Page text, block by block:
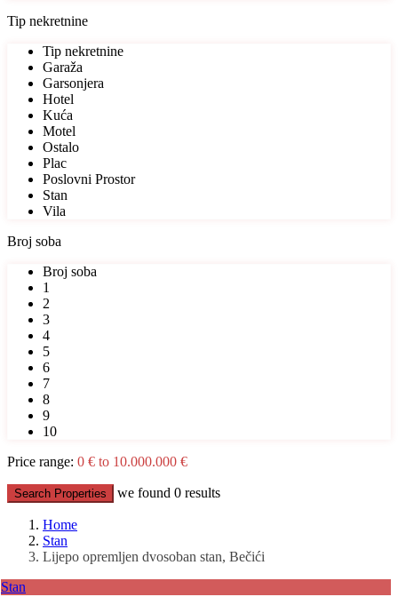
Tip nekretnine
Tip nekretnine
Garaža
Garsonjera
Hotel
Kuća
Motel
Ostalo
Plac
Poslovni Prostor
Stan
Vila
Broj soba
Broj soba
1
2
3
4
5
6
7
8
9
10
Price range: 0 € to 10.000.000 €
Search Properties we found 0 results
Home
Stan
Lijepo opremljen dvosoban stan, Bečići
Stan